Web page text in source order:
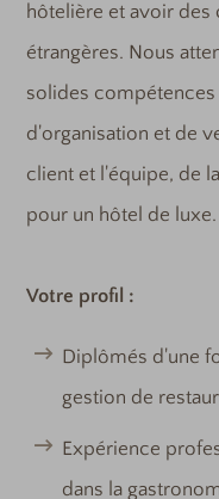
hôtelière et avoir des
étrangères. Nous
solides
d'organisation et de
client et l'équipe, de
pour un hôtel de luxe.
Votre profil :
Diplômés d'une
gestion de
Expérience
dans la